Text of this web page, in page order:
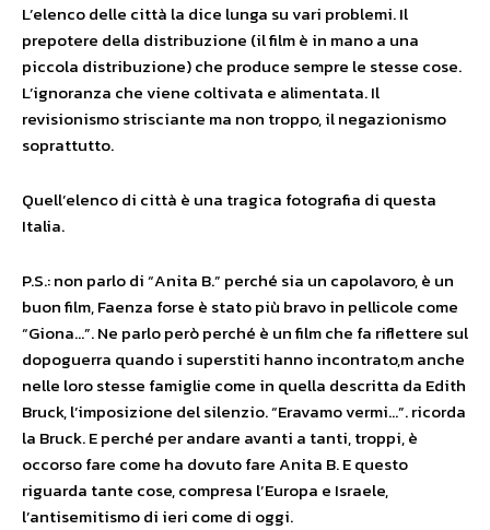
L’elenco delle città la dice lunga su vari problemi. Il
prepotere della distribuzione (il film è in mano a una
piccola distribuzione) che produce sempre le stesse cose.
L’ignoranza che viene coltivata e alimentata. Il
revisionismo strisciante ma non troppo, il negazionismo
soprattutto.
Quell’elenco di città è una tragica fotografia di questa
Italia.
P.S.: non parlo di “Anita B.” perché sia un capolavoro, è un
buon film, Faenza forse è stato più bravo in pellicole come
“Giona…”. Ne parlo però perché è un film che fa riflettere sul
dopoguerra quando i superstiti hanno incontrato,m anche
nelle loro stesse famiglie come in quella descritta da Edith
Bruck, l’imposizione del silenzio. “Eravamo vermi…”. ricorda
la Bruck. E perché per andare avanti a tanti, troppi, è
occorso fare come ha dovuto fare Anita B. E questo
riguarda tante cose, compresa l’Europa e Israele,
l’antisemitismo di ieri come di oggi.